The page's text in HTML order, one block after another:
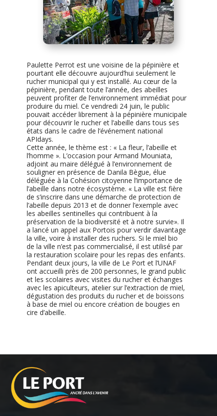
Paulette Perrot est une voisine de la pépinière et
pourtant elle découvre aujourd’hui seulement le
rucher municipal qui y est installé. Au cœur de la
pépinière, pendant toute l’année, des abeilles
peuvent profiter de l’environnement immédiat pour
produire du miel. Ce vendredi 24 juin, le public
pouvait accéder librement à la pépinière municipale
pour découvrir le rucher et l’abeille dans tous ses
états dans le cadre de l’événement national
APIdays.
Cette année, le thème est : « La fleur, l’abeille et
l’homme ». L’occasion pour Armand Mouniata,
adjoint au maire délégué à l’environnement de
souligner en présence de Danila Bègue, élue
déléguée à la Cohésion citoyenne l’importance de
l’abeille dans notre écosystème. « La ville est fière
de s’inscrire dans une démarche de protection de
l’abeille depuis 2013 et de donner l’exemple avec
les abeilles sentinelles qui contribuent à la
préservation de la biodiversité et à notre survie». Il
a lancé un appel aux Portois pour verdir davantage
la ville, voire à installer des ruchers. Si le miel bio
de la ville n’est pas commercialisé, il est utilisé par
la restauration scolaire pour les repas des enfants.
Pendant deux jours, la ville de Le Port et l’UNAF
ont accueilli près de 200 personnes, le grand public
et les scolaires avec visites du rucher et échanges
avec les apiculteurs, atelier sur l’extraction de miel,
dégustation des produits du rucher et de boissons
à base de miel ou encore création de bougies en
cire d’abeille.